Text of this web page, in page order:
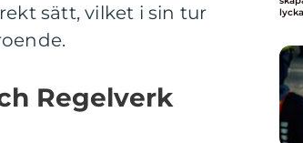
sätt, vilket i sin tur
Regelverk